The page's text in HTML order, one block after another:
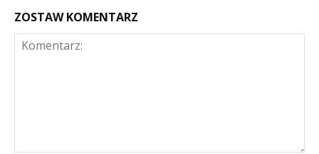
ZOSTAW KOMENTARZ